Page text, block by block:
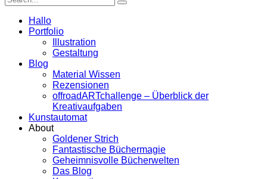
Hallo
Portfolio
Illustration
Gestaltung
Blog
Material Wissen
Rezensionen
offroadARTchallenge – Überblick der
Kreativaufgaben
Kunstautomat
About
Goldener Strich
Fantastische Büchermagie
Geheimnisvolle Bücherwelten
Das Blog